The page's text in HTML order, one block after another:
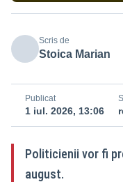
Scris de
Stoica Marian
Publicat
1 iul. 2026, 13:06
Politicienii vor fi
august.